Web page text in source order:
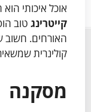
אוכל איכותי
קייטרינג טוב
האורחים. חשוב
קולינרית
מסקנה